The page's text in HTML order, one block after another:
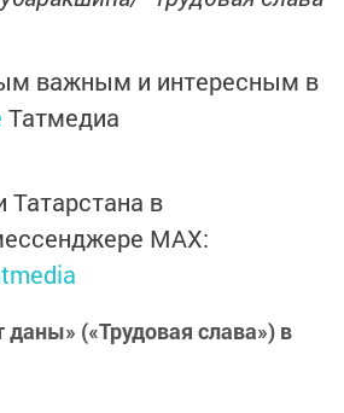
важным и интересным в
Татмедиа
Татарстана в
MАХ:
(«Трудовая слава») в